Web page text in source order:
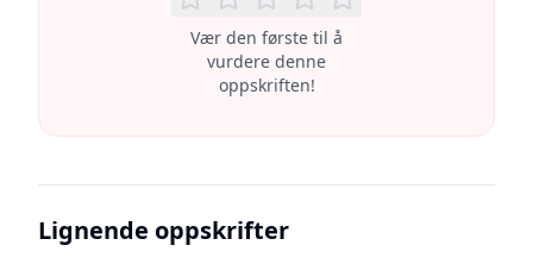
Vær den første til å
vurdere denne
oppskriften!
Lignende oppskrifter